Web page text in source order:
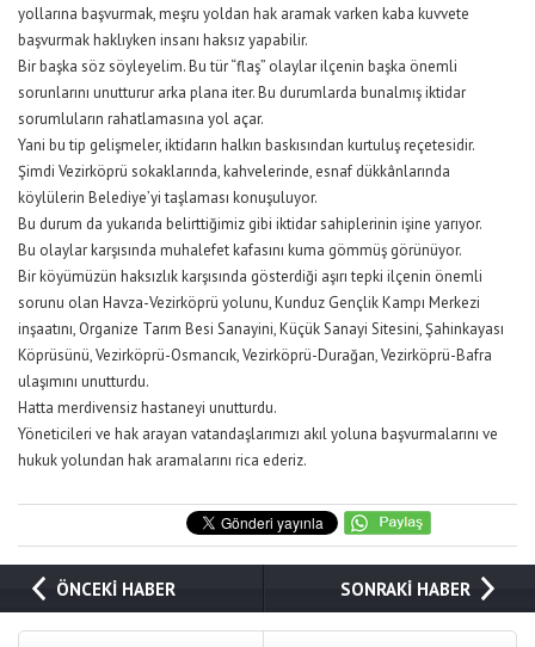
yollarına başvurmak, meşru yoldan hak aramak varken kaba kuvvete
başvurmak haklıyken insanı haksız yapabilir.
Bir başka söz söyleyelim. Bu tür “flaş” olaylar ilçenin başka önemli
sorunlarını unutturur arka plana iter. Bu durumlarda bunalmış iktidar
sorumluların rahatlamasına yol açar.
Yani bu tip gelişmeler, iktidarın halkın baskısından kurtuluş reçetesidir.
Şimdi Vezirköprü sokaklarında, kahvelerinde, esnaf dükkânlarında
köylülerin Belediye’yi taşlaması konuşuluyor.
Bu durum da yukarıda belirttiğimiz gibi iktidar sahiplerinin işine yarıyor.
Bu olaylar karşısında muhalefet kafasını kuma gömmüş görünüyor.
Bir köyümüzün haksızlık karşısında gösterdiği aşırı tepki ilçenin önemli
sorunu olan Havza-Vezirköprü yolunu, Kunduz Gençlik Kampı Merkezi
inşaatını, Organize Tarım Besi Sanayini, Küçük Sanayi Sitesini, Şahinkayası
Köprüsünü, Vezirköprü-Osmancık, Vezirköprü-Durağan, Vezirköprü-Bafra
ulaşımını unutturdu.
Hatta merdivensiz hastaneyi unutturdu.
Yöneticileri ve hak arayan vatandaşlarımızı akıl yoluna başvurmalarını ve
hukuk yolundan hak aramalarını rica ederiz.
ÖNCEKİ HABER SONRAKİ HABER